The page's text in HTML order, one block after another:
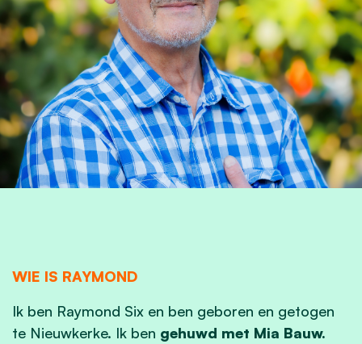
WIE IS RAYMOND
Ik ben Raymond Six en ben geboren en getogen
te Nieuwkerke. Ik ben gehuwd met Mia Bauw.